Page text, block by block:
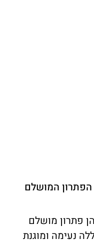
הפתרון המושלם
פתרון מושלם
נעימה ומוגנת